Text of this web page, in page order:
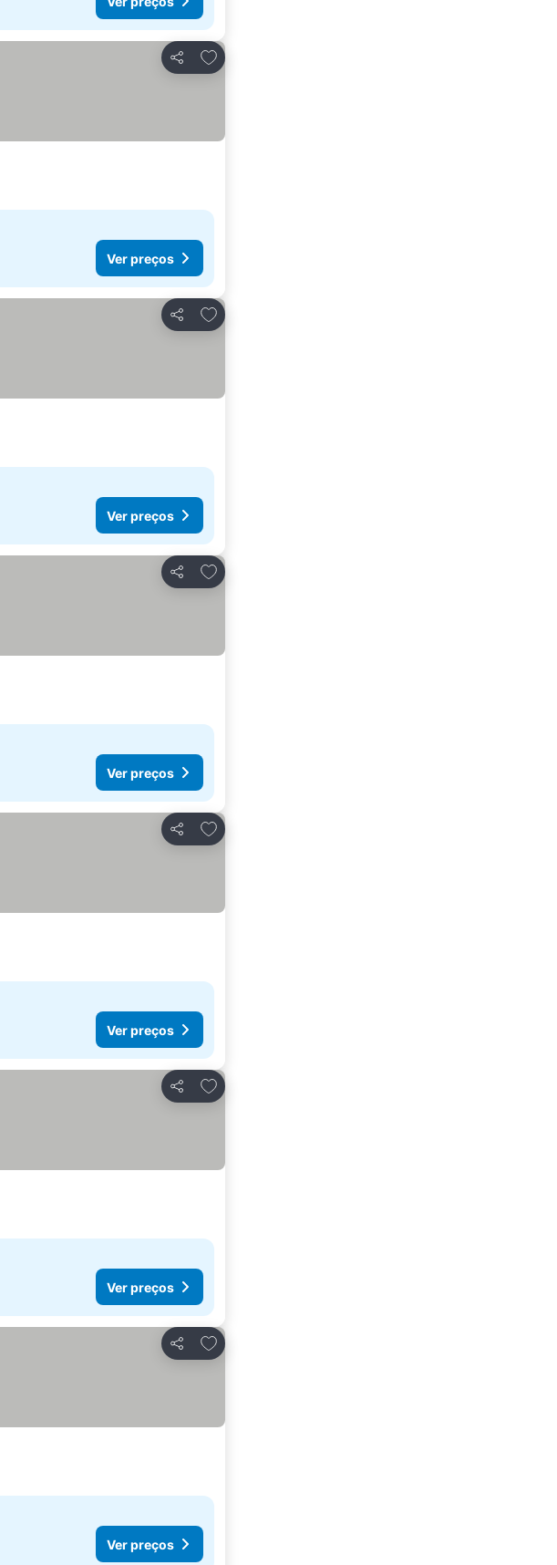
Partilhar
Adicionar aos favoritos
Ver preços
Partilhar
Adicionar aos favoritos
Ver preços
Partilhar
Adicionar aos favoritos
Ver preços
Partilhar
Adicionar aos favoritos
Ver preços
Partilhar
Adicionar aos favoritos
Ver preços
Partilhar
Adicionar aos favoritos
Ver preços